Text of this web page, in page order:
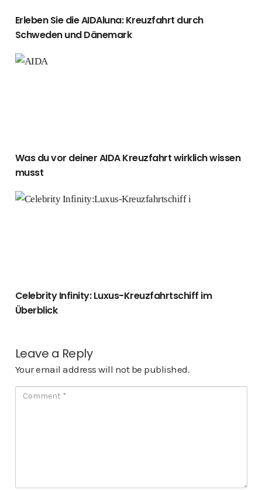
Erleben Sie die AIDAluna: Kreuzfahrt durch
Schweden und Dänemark
Was du vor deiner AIDA Kreuzfahrt wirklich wissen musst
Was du vor deiner AIDA Kreuzfahrt wirklich wissen
musst
Celebrity Infinity: Luxus-Kreuzfahrtschiff im Überblick
Celebrity Infinity: Luxus-Kreuzfahrtschiff im
Überblick
Leave a Reply
Your email address will not be published.